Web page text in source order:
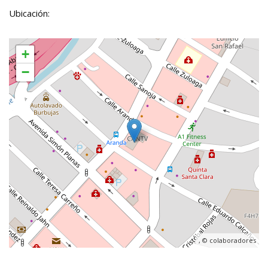
Ubicación:
+
−
, © colaboradores